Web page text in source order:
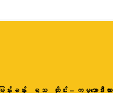
ြန်းခန်း ရသ
ထိုင်း – ကမ္ဘောဒီးယား